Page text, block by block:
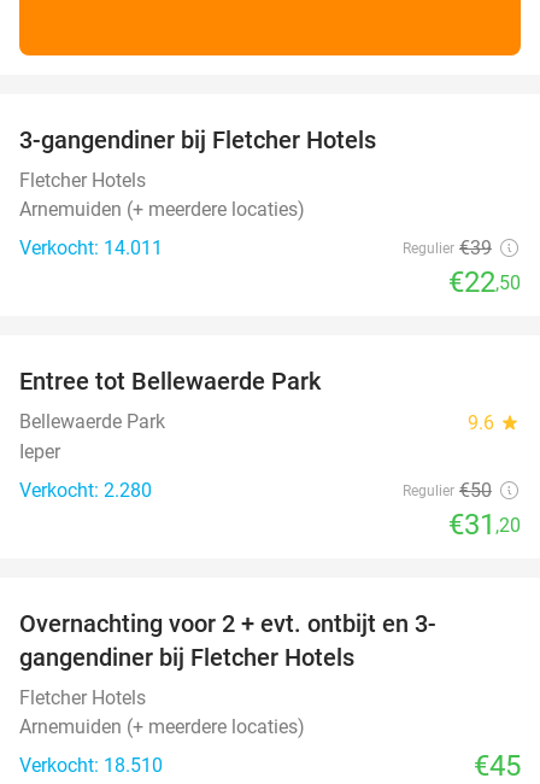
3-gangendiner bij Fletcher Hotels
Fletcher Hotels
Arnemuiden (+ meerdere locaties)
Verkocht: 14.011
Regulier €39
€22,50
Entree tot Bellewaerde Park
Bellewaerde Park 9.6 star
Ieper
Verkocht: 2.280
Regulier €50
€31 ,20
Overnachting voor 2 + evt. ontbijt en 3-
gangendiner bij Fletcher Hotels
Fletcher Hotels
Arnemuiden (+ meerdere locaties)
Verkocht: 18.510
€45